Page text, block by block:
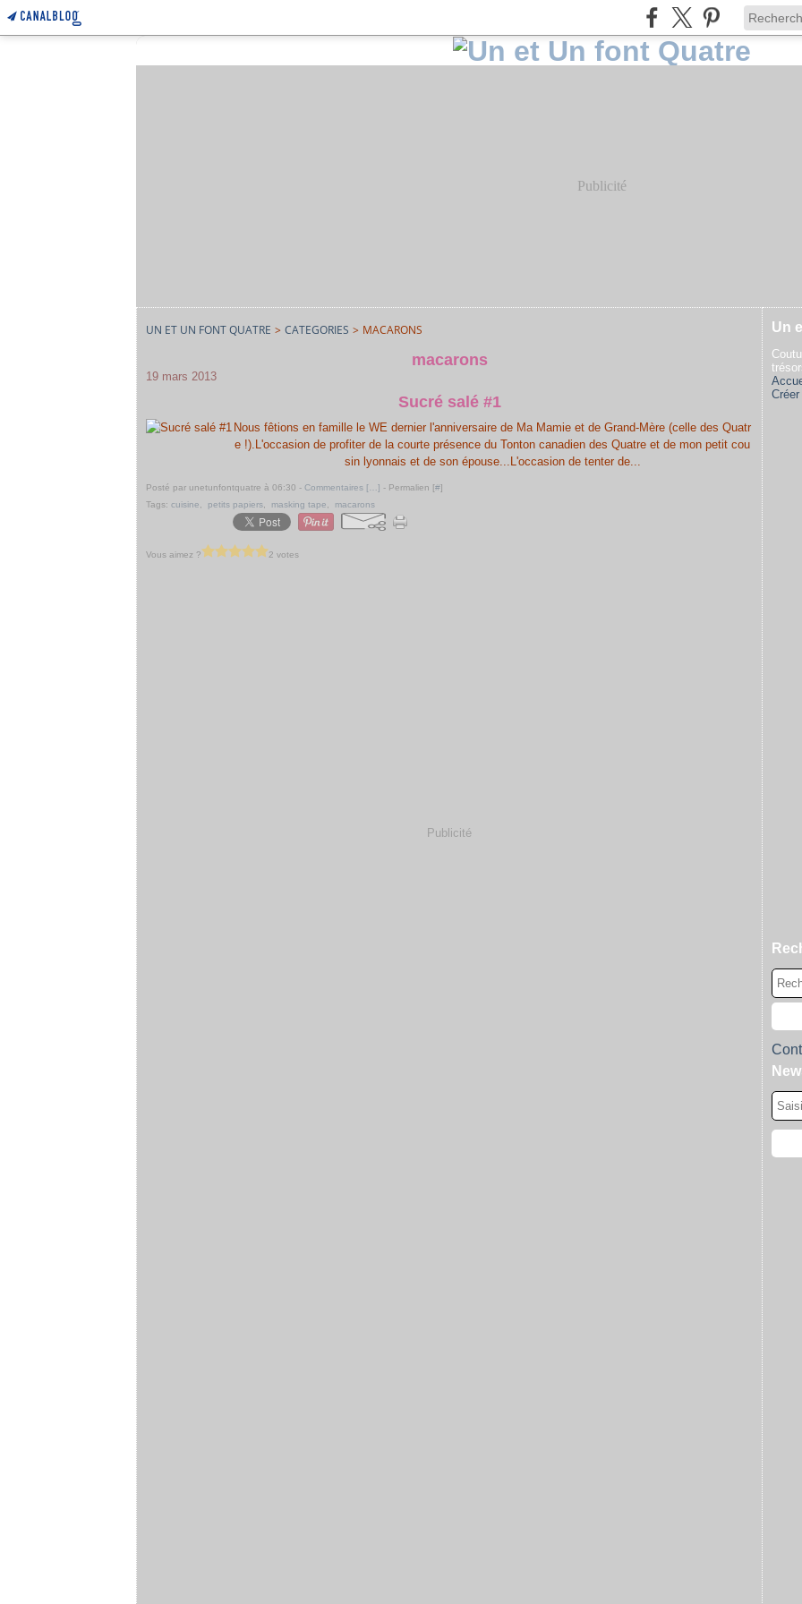
Publicité
UN ET UN FONT QUATRE > CATEGORIES > MACARONS
macarons
19 mars 2013
Sucré salé #1
Nous fêtions en famille le WE dernier l'anniversaire de Ma Mamie et de Grand-Mère (celle des Quatr
e !).L'occasion de profiter de la courte présence du Tonton canadien des Quatre et de mon petit cou
sin lyonnais et de son épouse...L'occasion de tenter de...
Posté par unetunfontquatre à 06:30 - Commentaires [ ] - Permalien [#]
Tags: cuisine petits papiers masking tape macarons
Vous aimez ? 2 votes
Publicité
Un